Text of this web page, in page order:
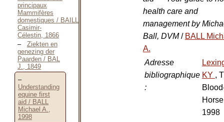
principaux
Mammifères
domestiques / BAILLET
Casimir-
Célestin, 1866
Ziekten en
genezing der
Paarden / BAL
J., 1849
Understanding
equine first
aid / BALL
Michael A.,
1998
health care and
management by
Ball, DVM/ BALL
A.
Adresse
bibliographique
:
KY ,
1998